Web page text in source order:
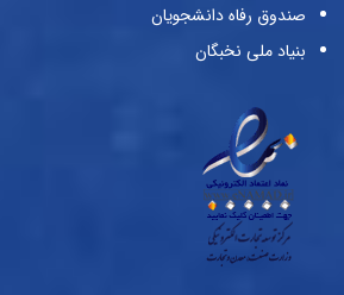
صندوق رفاه دانشجویان
بنیاد ملی نخبگان